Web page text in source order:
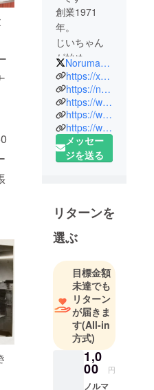
創業1971
年。
じいちゃん
が始め、ば
あちゃんと
息子夫婦で
営んできた
「ノルマン
洋菓子
店」。
西金沢駅か
ンスロード
商店街の一
角にある
喫茶店ケー
キバイキン
グが大人気
で、
ばあちゃ
ん、父、
母、ボクで
やっている
Noruman_cake
https://xn--cafecake-c44gpfrfzd.com/?utm_source=gmb&utm_medium=referral
https://noruman.stores.jp/?page=1
https://www.instagram.com/noruman.cake.cafe/
https://www.facebook.com/%E3%83%8E%E3%83%AB%E3%83%9E%E3%83%B3%E6%B4%8B%E8%8F%93%E5%AD%90%E5%BA%97%E3%82%B1%E3%83%BC%E3%82%AD%E3%83%8F%E3%82%99%E3%82%A4%E3%82%AD%E3%83%B3%E3%82%AF%E3%82%99-102196101553032/?ref=page_internal
https://www.pinterest.jp/norumanstore/boards/
メッセー
ジを送る
リターンを
選ぶ
目標金額
未達でも
リターン
が届きま
す(All-in
方式)
1,0
00 円
ノルマ